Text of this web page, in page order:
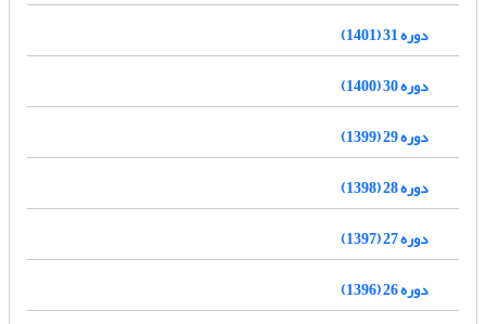
دوره 31 (1401)
دوره 30 (1400)
دوره 29 (1399)
دوره 28 (1398)
دوره 27 (1397)
دوره 26 (1396)